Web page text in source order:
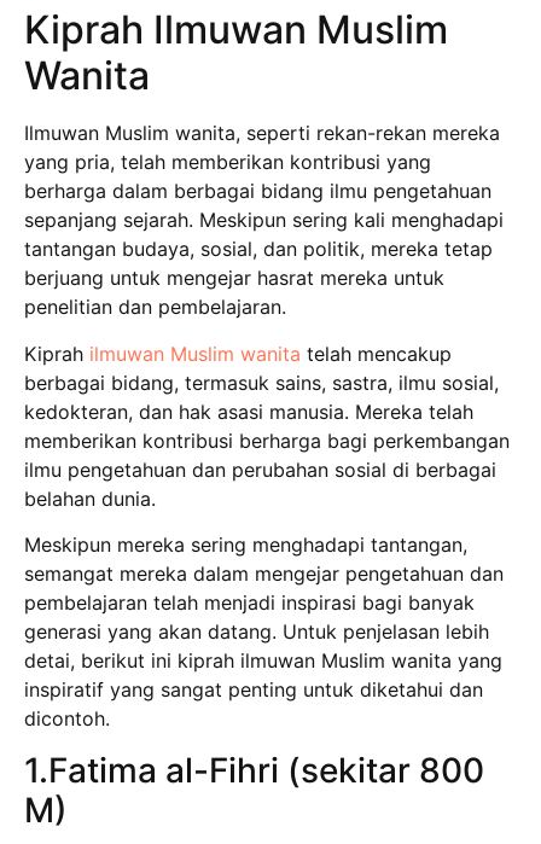
Kiprah Ilmuwan Muslim
Wanita
Ilmuwan Muslim wanita, seperti rekan-rekan mereka
yang pria, telah memberikan kontribusi yang
berharga dalam berbagai bidang ilmu pengetahuan
sepanjang sejarah. Meskipun sering kali menghadapi
tantangan budaya, sosial, dan politik, mereka tetap
berjuang untuk mengejar hasrat mereka untuk
penelitian dan pembelajaran.
Kiprah ilmuwan Muslim wanita telah mencakup
berbagai bidang, termasuk sains, sastra, ilmu sosial,
kedokteran, dan hak asasi manusia. Mereka telah
memberikan kontribusi berharga bagi perkembangan
ilmu pengetahuan dan perubahan sosial di berbagai
belahan dunia.
Meskipun mereka sering menghadapi tantangan,
semangat mereka dalam mengejar pengetahuan dan
pembelajaran telah menjadi inspirasi bagi banyak
generasi yang akan datang. Untuk penjelasan lebih
detai, berikut ini kiprah ilmuwan Muslim wanita yang
inspiratif yang sangat penting untuk diketahui dan
dicontoh.
1.Fatima al-Fihri (sekitar 800
M)